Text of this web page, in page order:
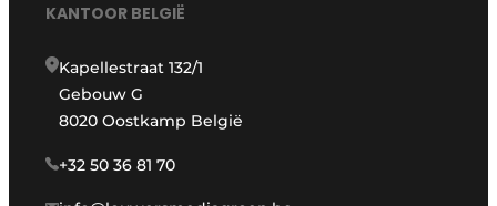
KANTOOR BELGIË
Kapellestraat 132/1
Gebouw G
8020 Oostkamp België
+32 50 36 81 70